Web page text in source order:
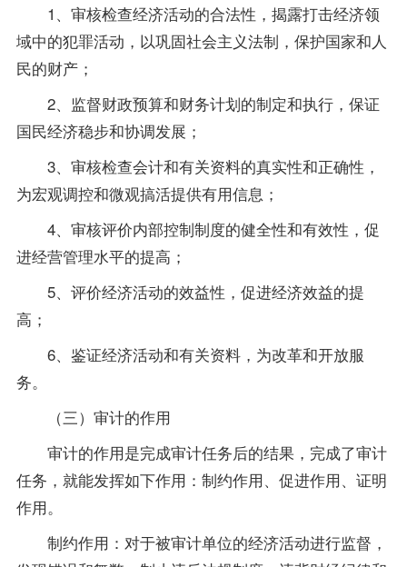
1、审核检查经济活动的合法性，揭露打击经济领
域中的犯罪活动，以巩固社会主义法制，保护国家和人
民的财产；
2、监督财政预算和财务计划的制定和执行，保证
国民经济稳步和协调发展；
3、审核检查会计和有关资料的真实性和正确性，
为宏观调控和微观搞活提供有用信息；
4、审核评价内部控制制度的健全性和有效性，促
进经营管理水平的提高；
5、评价经济活动的效益性，促进经济效益的提
高；
6、鉴证经济活动和有关资料，为改革和开放服
务。
（三）审计的作用
审计的作用是完成审计任务后的结果，完成了审计
任务，就能发挥如下作用：制约作用、促进作用、证明
作用。
制约作用：对于被审计单位的经济活动进行监督，